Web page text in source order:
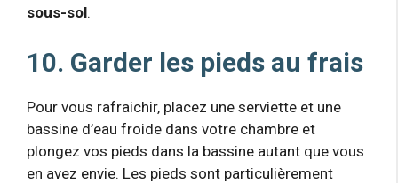
sous-sol.
10. Garder les pieds au frais
Pour vous rafraichir, placez une serviette et une
bassine d’eau froide dans votre chambre et
plongez vos pieds dans la bassine autant que vous
en avez envie. Les pieds sont particulièrement